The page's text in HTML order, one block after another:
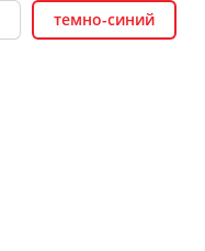
темно-синий